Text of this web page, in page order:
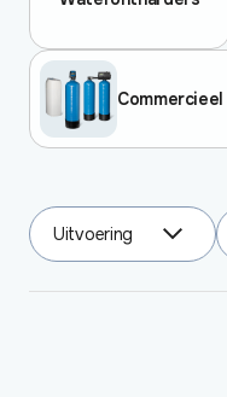
Commercieel
Uitvoering
4
4